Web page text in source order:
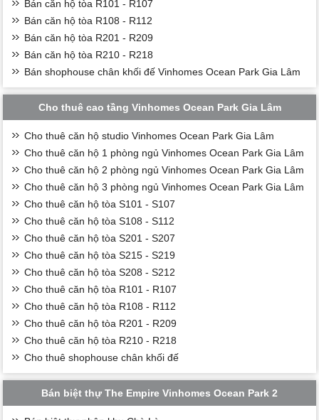
Bán căn hộ tòa R101 - R107
Bán căn hộ tòa R108 - R112
Bán căn hộ tòa R201 - R209
Bán căn hộ tòa R210 - R218
Bán shophouse chân khối đế Vinhomes Ocean Park Gia Lâm
Cho thuê cao tầng Vinhomes Ocean Park Gia Lâm
Cho thuê căn hộ studio Vinhomes Ocean Park Gia Lâm
Cho thuê căn hộ 1 phòng ngủ Vinhomes Ocean Park Gia Lâm
Cho thuê căn hộ 2 phòng ngủ Vinhomes Ocean Park Gia Lâm
Cho thuê căn hộ 3 phòng ngủ Vinhomes Ocean Park Gia Lâm
Cho thuê căn hộ tòa S101 - S107
Cho thuê căn hộ tòa S108 - S112
Cho thuê căn hộ tòa S201 - S207
Cho thuê căn hộ tòa S215 - S219
Cho thuê căn hộ tòa S208 - S212
Cho thuê căn hộ tòa R101 - R107
Cho thuê căn hộ tòa R108 - R112
Cho thuê căn hộ tòa R201 - R209
Cho thuê căn hộ tòa R210 - R218
Cho thuê shophouse chân khối đế
Bán biệt thự The Empire Vinhomes Ocean Park 2